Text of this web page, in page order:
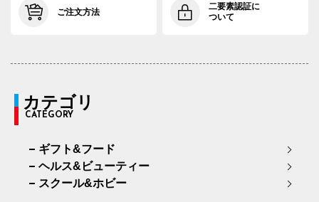
ご注文方法
二要素認証に
ついて
カテゴリ
CATEGORY
ギフト&フード
ヘルス&ビューティー
スクール&ホビー